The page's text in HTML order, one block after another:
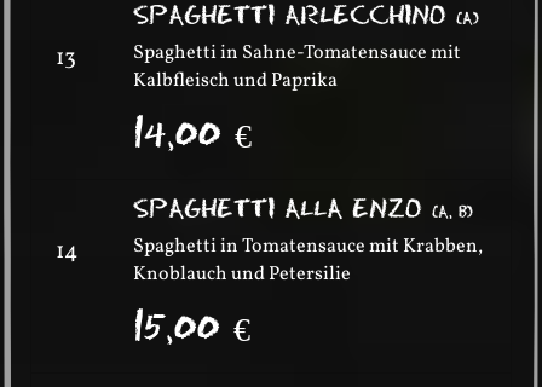
13
SPAGHETTI ARLECCHINO(A)
Spaghetti in Sahne-Tomatensauce mit
Kalbfleisch und Paprika
14,00€
14
SPAGHETTI ALLA ENZO(A, B)
Spaghetti in Tomatensauce mit Krabben,
Knoblauch und Petersilie
15,00€